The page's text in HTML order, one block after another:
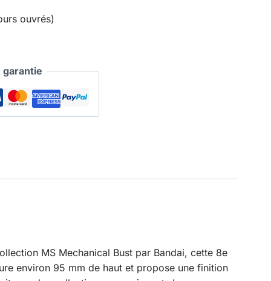
ouvrés)
garantie
MS Mechanical Bust par Bandai, cette 8e
environ 95 mm de haut et propose une finition